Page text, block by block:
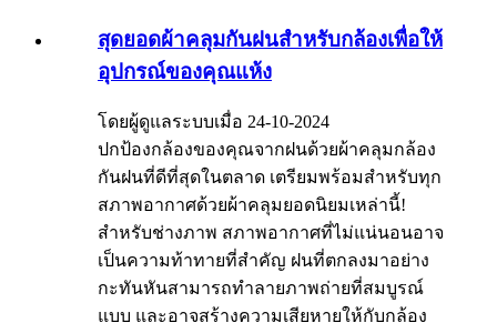
สุดยอดผ้าคลุมกันฝนสำหรับกล้องเพื่อให้
อุปกรณ์ของคุณแห้ง
โดยผู้ดูแลระบบเมื่อ 24-10-2024
ปกป้องกล้องของคุณจากฝนด้วยผ้าคลุมกล้อง
กันฝนที่ดีที่สุดในตลาด เตรียมพร้อมสำหรับทุก
สภาพอากาศด้วยผ้าคลุมยอดนิยมเหล่านี้!
สำหรับช่างภาพ สภาพอากาศที่ไม่แน่นอนอาจ
เป็นความท้าทายที่สำคัญ ฝนที่ตกลงมาอย่าง
กะทันหันสามารถทำลายภาพถ่ายที่สมบูรณ์
แบบ และอาจสร้างความเสียหายให้กับกล้อง